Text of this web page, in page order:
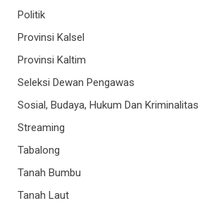
Politik
Provinsi Kalsel
Provinsi Kaltim
Seleksi Dewan Pengawas
Sosial, Budaya, Hukum Dan Kriminalitas
Streaming
Tabalong
Tanah Bumbu
Tanah Laut